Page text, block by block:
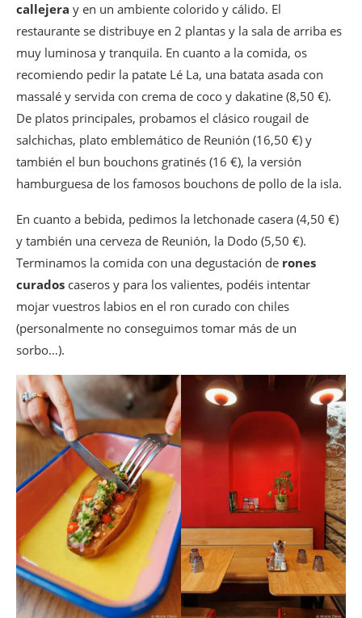
callejera y en un ambiente colorido y cálido. El
restaurante se distribuye en 2 plantas y la sala de arriba es
muy luminosa y tranquila. En cuanto a la comida, os
recomiendo pedir la patate Lé La, una batata asada con
massalé y servida con crema de coco y dakatine (8,50 €).
De platos principales, probamos el clásico rougail de
salchichas, plato emblemático de Reunión (16,50 €) y
también el bun bouchons gratinés (16 €), la versión
hamburguesa de los famosos bouchons de pollo de la isla.
En cuanto a bebida, pedimos la letchonade casera (4,50 €)
y también una cerveza de Reunión, la Dodo (5,50 €).
Terminamos la comida con una degustación de rones
curados caseros y para los valientes, podéis intentar
mojar vuestros labios en el ron curado con chiles
(personalmente no conseguimos tomar más de un
sorbo…).